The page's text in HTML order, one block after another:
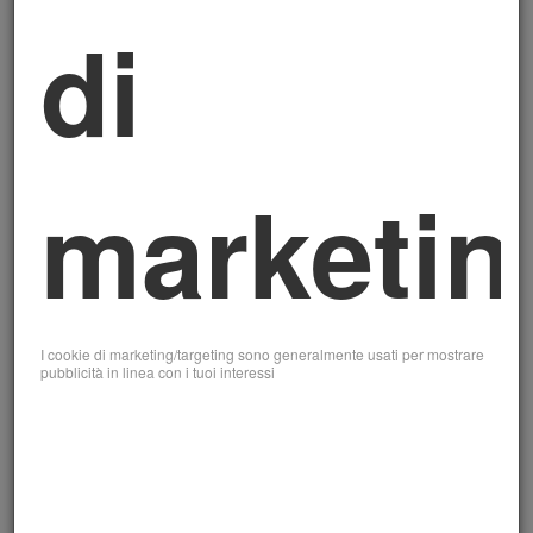
3. Cookie di Marketing
(profilazione/terze parti)
utenti e creare profili al fine di mostrare pubblicità
personalizzata. Possono essere installati da terze parti
come Google AdSense, Meta (Facebook Pixel), e altri
partner pubblicitari.
Strumenti utilizzati:ad esempio Google AdSense,
Meta Pixel, strumenti di retargeting o programmatic
di
I cookie di marketing/targeting sono generalmente usati per mostrare
pubblicità in linea con i tuoi interessi